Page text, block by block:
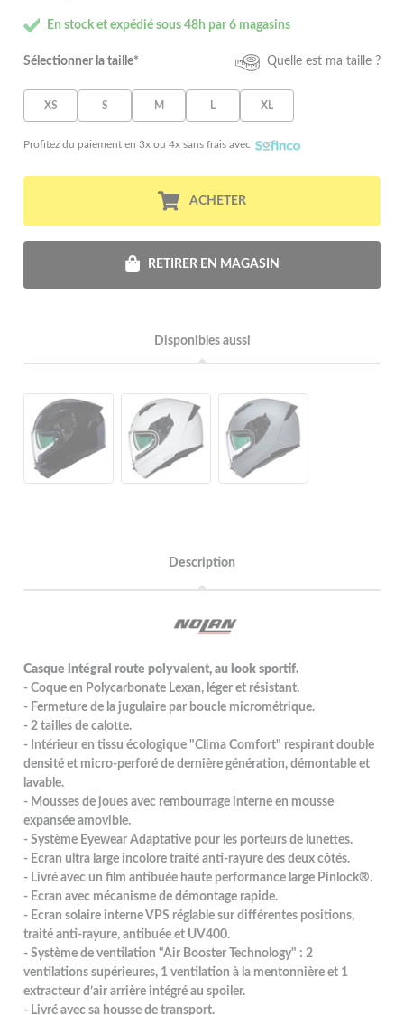
En stock et expédié sous 48h par 6 magasins
Sélectionner la taille* Quelle est ma taille ?
XS S M L XL
Profitez du paiement en 3x ou 4x sans frais avec
ACHETER
RETIRER EN MAGASIN
Disponibles aussi
Description
Casque intégral route polyvalent, au look sportif.
- Coque en Polycarbonate Lexan, léger et résistant.
- Fermeture de la jugulaire par boucle micrométrique.
- 2 tailles de calotte.
- Intérieur en tissu écologique "Clima Comfort" respirant double
densité et micro-perforé de dernière génération, démontable et
lavable.
- Mousses de joues avec rembourrage interne en mousse
expansée amovible.
- Système Eyewear Adaptative pour les porteurs de lunettes.
- Ecran ultra large incolore traité anti-rayure des deux côtés.
- Livré avec un film antibuée haute performance large Pinlock®.
- Ecran avec mécanisme de démontage rapide.
- Ecran solaire interne VPS réglable sur différentes positions,
traité anti-rayure, antibuée et UV400.
- Système de ventilation "Air Booster Technology" : 2
ventilations supérieures, 1 ventilation à la mentonnière et 1
extracteur d’air arrière intégré au spoiler.
- Livré avec sa housse de transport.